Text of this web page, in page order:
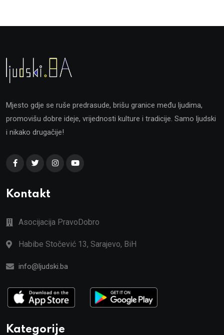
Mjesto gdje se ruše predrasude, brišu granice među ljudima,
promovišu dobre ideje, vrijednosti kulture i tradicije. Samo ljudski
i nikako drugačije!
Kontakt
Asocijacija PravoDobro
Habibe Stočević 13, Sarajevo, BiH
info@ljudski.ba
Kategorije